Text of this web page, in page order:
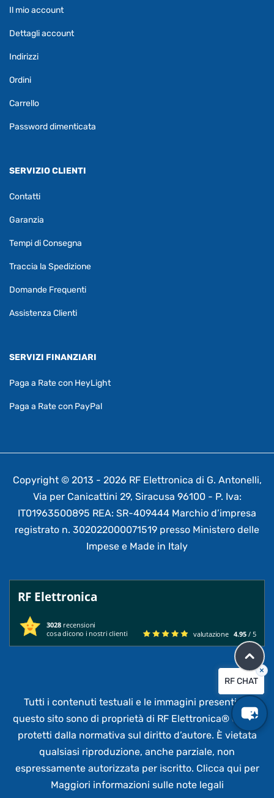
Il mio account
Dettagli account
Indirizzi
Ordini
Carrello
Password dimenticata
SERVIZIO CLIENTI
Contatti
Garanzia
Tempi di Consegna
Traccia la Spedizione
Domande Frequenti
Assistenza Clienti
SERVIZI FINANZIARI
Paga a Rate con HeyLight
Paga a Rate con PayPal
Copyright © 2013 - 2026 RF Elettronica di G. Antonelli,
Via per Canicattini 29, Siracusa 96100 - P. Iva:
IT01963500895 REA: SR-409444 Marchio d’impresa
registrato n. 302022000071519 presso Ministero delle
Impese e Made in Italy
RF Elettronica
3028 recensioni
cosa dicono i nostri clienti
valutazione 4.95 / 5
Tutti i contenuti testuali e le immagini presenti su
questo sito sono di proprietà di RF Elettronica®e sono
protetti dalla normativa sul diritto d’autore. È vietata
qualsiasi riproduzione, anche parziale, non
espressamente autorizzata per iscritto. Clicca qui per
Maggiori informazioni sulle note legali
RF CHAT
×